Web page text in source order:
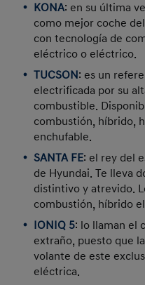
KONA: en su última
como mejor coche
con tecnología de
eléctrico o eléctrico.
TUCSON: es un
electrificada por su
combustible.
combustión, híbrido,
enchufable.
SANTA FE: el rey del
de Hyundai. Te lleva
distintivo y atrevido.
combustión, híbrido
IONIQ 5: lo llaman el
extraño, puesto que
volante de este
eléctrica.